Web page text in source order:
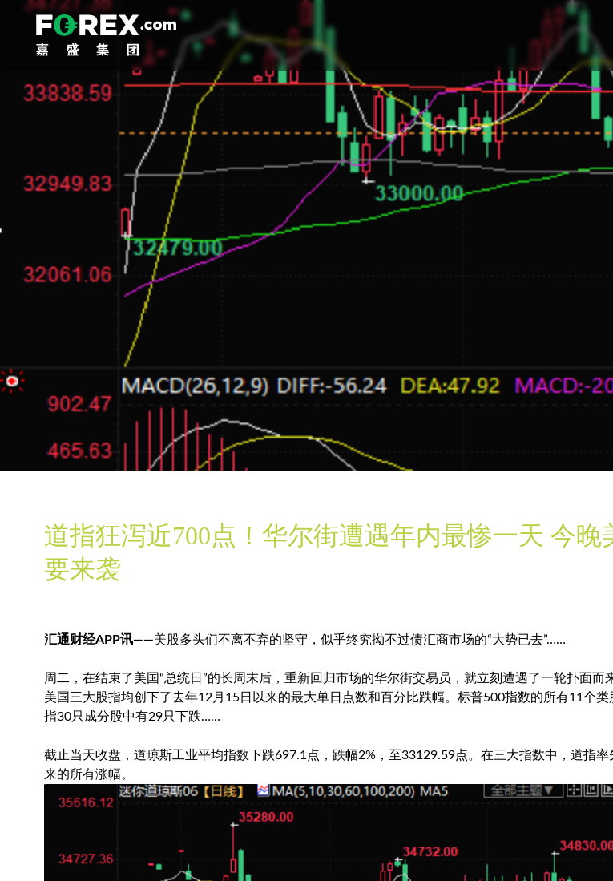
道指狂泻近700点！华尔街遭遇年内最惨一天 今晚
要来袭
汇通财经APP讯——美股多头们不离不弃的坚守，似乎终究拗不过债汇商市场的“大势已去”……
周二，在结束了美国“总统日”的长周末后，重新回归市场的华尔街交易员，就立刻遭遇了一轮扑面
美国三大股指均创下了去年12月15日以来的最大单日点数和百分比跌幅。 标普500指数的所有11个类
指30只成分股中有29只下跌……
截止当天收盘， 道琼斯工业平均指数下跌697.1点，跌幅2%，至33129.59点。在三大指数中，道指率
来的所有涨幅。